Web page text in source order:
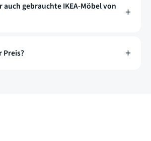
gebrauchte IKEA-Möbel von
Preis?